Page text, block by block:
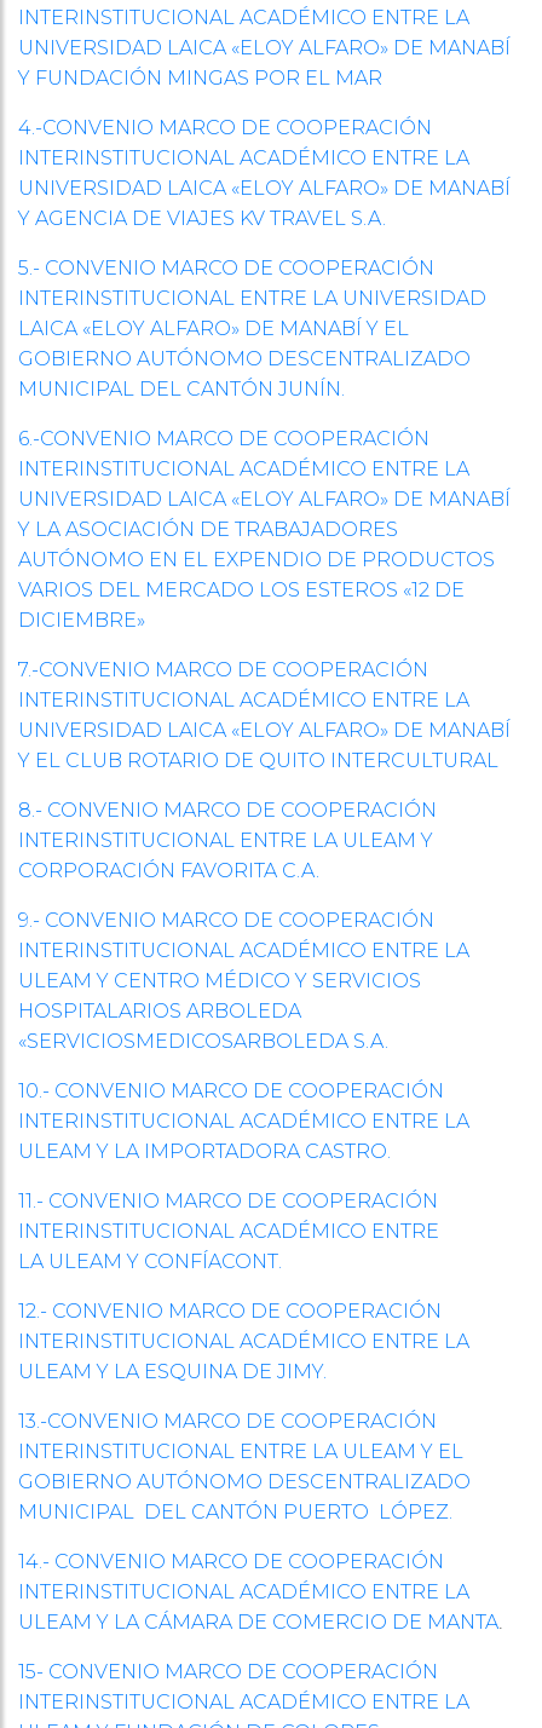
INTERINSTITUCIONAL ACADÉMICO ENTRE LA
UNIVERSIDAD LAICA «ELOY ALFARO» DE MANABÍ
Y FUNDACIÓN MINGAS POR EL MAR
4.-CONVENIO MARCO DE COOPERACIÓN
INTERINSTITUCIONAL ACADÉMICO ENTRE LA
UNIVERSIDAD LAICA «ELOY ALFARO» DE MANABÍ
Y AGENCIA DE VIAJES KV TRAVEL S.A.
5.- CONVENIO MARCO DE COOPERACIÓN
INTERINSTITUCIONAL ENTRE LA UNIVERSIDAD
LAICA «ELOY ALFARO» DE MANABÍ Y EL
GOBIERNO AUTÓNOMO DESCENTRALIZADO
MUNICIPAL DEL CANTÓN JUNÍN.
6.-CONVENIO MARCO DE COOPERACIÓN
INTERINSTITUCIONAL ACADÉMICO ENTRE LA
UNIVERSIDAD LAICA «ELOY ALFARO» DE MANABÍ
Y LA ASOCIACIÓN DE TRABAJADORES
AUTÓNOMO EN EL EXPENDIO DE PRODUCTOS
VARIOS DEL MERCADO LOS ESTEROS «12 DE
DICIEMBRE»
7.-CONVENIO MARCO DE COOPERACIÓN
INTERINSTITUCIONAL ACADÉMICO ENTRE LA
UNIVERSIDAD LAICA «ELOY ALFARO» DE MANABÍ
Y EL CLUB ROTARIO DE QUITO INTERCULTURAL
8.- CONVENIO MARCO DE COOPERACIÓN
INTERINSTITUCIONAL ENTRE LA ULEAM Y
CORPORACIÓN FAVORITA C.A.
9.- CONVENIO MARCO DE COOPERACIÓN
INTERINSTITUCIONAL ACADÉMICO ENTRE LA
ULEAM Y CENTRO MÉDICO Y SERVICIOS
HOSPITALARIOS ARBOLEDA
«SERVICIOSMEDICOSARBOLEDA S.A.
10.- CONVENIO MARCO DE COOPERACIÓN
INTERINSTITUCIONAL ACADÉMICO ENTRE LA
ULEAM Y LA IMPORTADORA CASTRO.
11.- CONVENIO MARCO DE COOPERACIÓN
INTERINSTITUCIONAL ACADÉMICO ENTRE
LA ULEAM Y CONFÍACONT.
12.- CONVENIO MARCO DE COOPERACIÓN
INTERINSTITUCIONAL ACADÉMICO ENTRE LA
ULEAM Y LA ESQUINA DE JIMY.
13.-CONVENIO MARCO DE COOPERACIÓN
INTERINSTITUCIONAL ENTRE LA ULEAM Y EL
GOBIERNO AUTÓNOMO DESCENTRALIZADO
MUNICIPAL DEL CANTÓN PUERTO LÓPEZ.
14.- CONVENIO MARCO DE COOPERACIÓN
INTERINSTITUCIONAL ACADÉMICO ENTRE LA
ULEAM Y LA CÁMARA DE COMERCIO DE MANTA.
15- CONVENIO MARCO DE COOPERACIÓN
INTERINSTITUCIONAL ACADÉMICO ENTRE LA